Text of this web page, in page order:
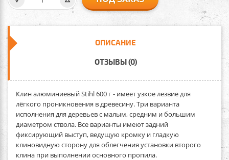
ОПИСАНИЕ
ОТЗЫВЫ (0)
Клин алюминиевый Stihl 600 г - имеет узкое лезвие для
лёгкого проникновения в древесину. Три варианта
исполнения для деревьев с малым, средним и большим
диаметром ствола. Все варианты имеют задний
фиксирующий выступ, ведущую кромку и гладкую
клиновидную сторону для облегчения установки второго
клина при выполнении основного пропила.